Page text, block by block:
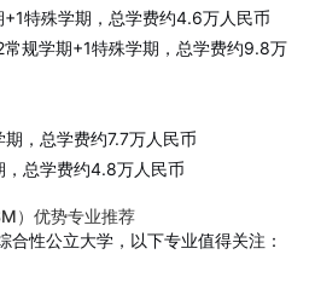
+1特殊学期，总学费约4.6万人民币
常规学期+1特殊学期，总学费约9.8万
期，总学费约7.7万人民币
，总学费约4.8万人民币
）优势专业推荐
合性公立大学，以下专业值得关注：